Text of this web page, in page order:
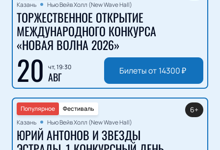
Казань
Нью Вейв Холл (New Wave Hall)
ТОРЖЕСТВЕННОЕ ОТКРЫТИЕ
МЕЖДУНАРОДНОГО КОНКУРСА
«НОВАЯ ВОЛНА 2026»
20 чт, 19:30
АВГ Билеты от 14300₽
Фестиваль
Популярное
Казань
Нью Вейв Холл (New Wave Hall)
ЮРИЙ АНТОНОВ И ЗВЕЗДЫ
6+